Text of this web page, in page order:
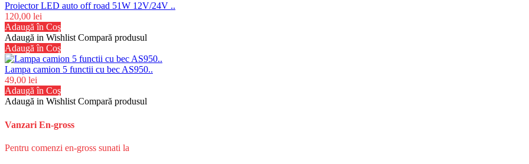
Proiector LED auto off road 51W 12V/24V ..
120,00 lei
Adaugă în Coş
Adaugă in Wishlist Compară produsul
Adaugă în Coş
Lampa camion 5 functii cu bec AS950..
49,00 lei
Adaugă în Coş
Adaugă in Wishlist Compară produsul
Vanzari En-gross
Pentru comenzi en-gross sunati la